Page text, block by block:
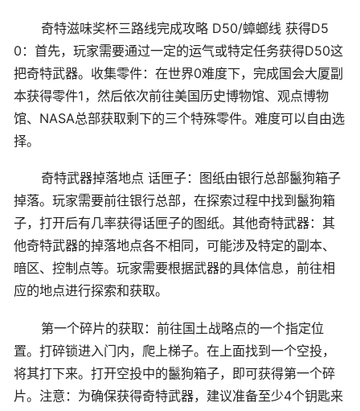
奇特滋味奖杯三路线完成攻略 D50/蟑螂线 获得D5
0：首先，玩家需要通过一定的运气或特定任务获得D50这
把奇特武器。收集零件：在世界0难度下，完成国会大厦副
本获得零件1，然后依次前往美国历史博物馆、观点博物
馆、NASA总部获取剩下的三个特殊零件。难度可以自由选
择。
奇特武器掉落地点 话匣子：图纸由银行总部鬣狗箱子
掉落。玩家需要前往银行总部，在探索过程中找到鬣狗箱
子，打开后有几率获得话匣子的图纸。其他奇特武器：其
他奇特武器的掉落地点各不相同，可能涉及特定的副本、
暗区、控制点等。玩家需要根据武器的具体信息，前往相
应的地点进行探索和获取。
第一个碎片的获取：前往国土战略点的一个指定位
置。打碎锁进入门内，爬上梯子。在上面找到一个空投，
将其打下来。打开空投中的鬣狗箱子，即可获得第一个碎
片。注意：为确保获得奇特武器，建议准备至少4个钥匙来